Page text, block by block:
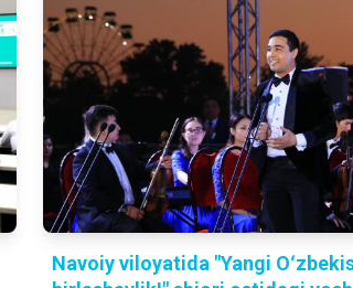
Navoiy viloyatida "Yangi